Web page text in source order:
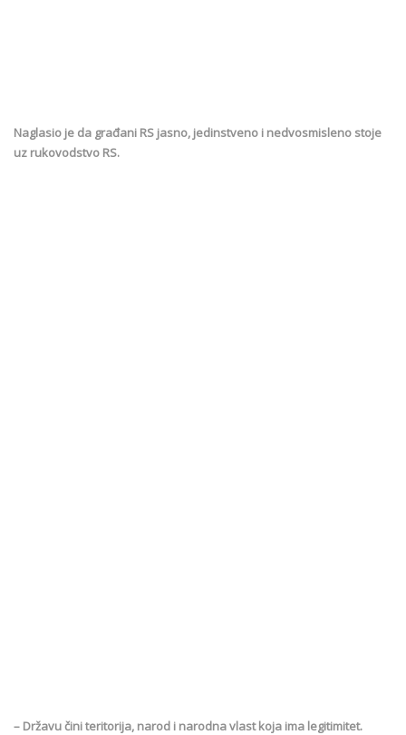
Naglasio je da građani RS jasno, jedinstveno i nedvosmisleno stoje
uz rukovodstvo RS.
– Državu čini teritorija, narod i narodna vlast koja ima legitimitet.